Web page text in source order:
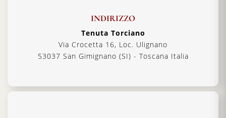
INDIRIZZO
Tenuta Torciano
Via Crocetta 16, Loc. Ulignano
53037 San Gimignano (SI) - Toscana Italia